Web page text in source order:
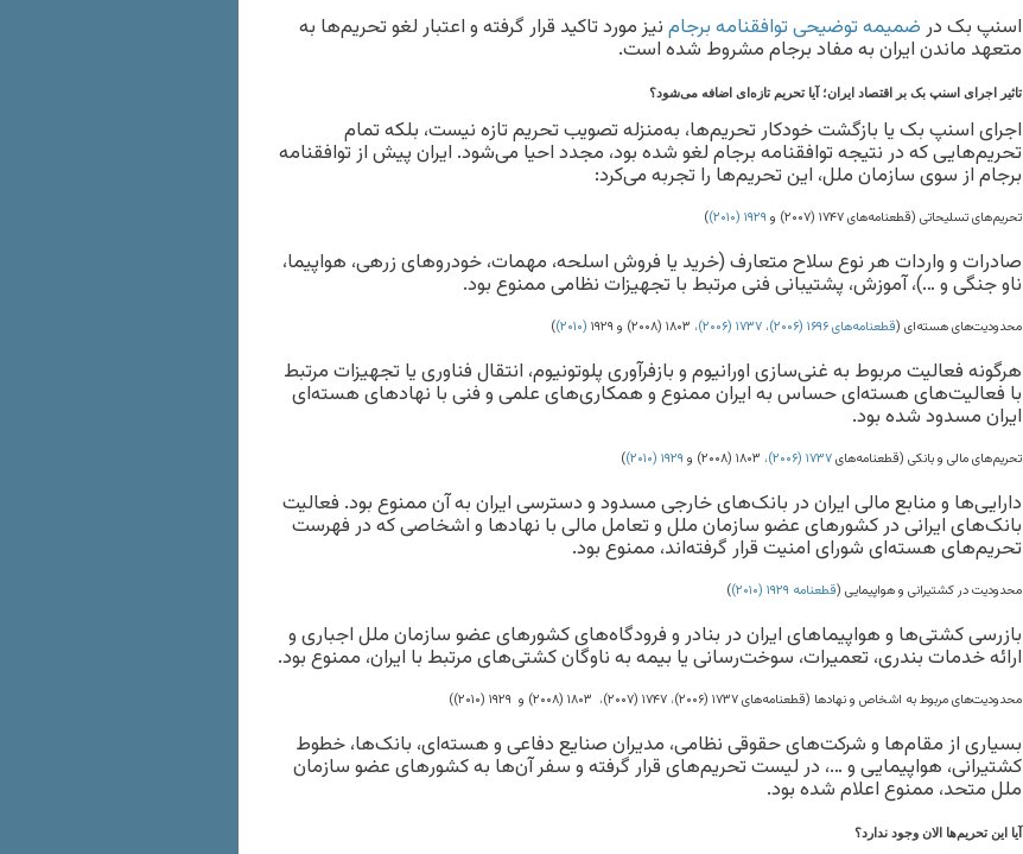
اسنپ بک در ضمیمه توضیحی توافقنامه برجامنیز مورد تاکید قرار گرفته و اعتبار لغو تحریم‌ها به
متعهد ماندن ایران به مفاد برجام مشروط شده است.
تاثیر اجرای اسنپ بک بر اقتصاد ایران؛ آیا تحریم تازه‌ای اضافه می‌شود؟
اجرای اسنپ بک یا بازگشت خودکار تحریم‌ها، به‌منزله تصویب تحریم تازه نیست، بلکه تمام
تحریم‌هایی که در نتیجه توافقنامه برجام لغو شده بود، مجدد احیا می‌شود. ایران پیش از توافقنامه
برجام از سوی سازمان ملل، این تحریم‌ها را تجربه می‌کرد:
تحریم‌های تسلیحاتی (قطعنامه‌های ۱۷۴۷ (۲۰۰۷) و ۱۹۲۹ (۲۰۱۰) )
صادرات و واردات هر نوع سلاح متعارف (خرید یا فروش اسلحه، مهمات، خودروهای زرهی، هواپیما،
ناو جنگی و …)، آموزش، پشتیبانی فنی مرتبط با تجهیزات نظامی ممنوع بود.
محدودیت‌های هسته‌ای (قطعنامه‌های ۱۶۹۶ (۲۰۰۶) ، ۱۷۳۷ (۲۰۰۶) ، ۱۸۰۳ (۲۰۰۸) و ۱۹۲۹ (۲۰۱۰) )
هرگونه فعالیت مربوط به غنی‌سازی اورانیوم و بازفرآوری پلوتونیوم، انتقال فناوری یا تجهیزات مرتبط
با فعالیت‌های هسته‌ای حساس به ایران ممنوع و همکاری‌های علمی و فنی با نهادهای هسته‌ای
ایران مسدود شده بود.
تحریم‌های مالی و بانکی (قطعنامه‌های۱۷۳۷ (۲۰۰۶) ، ۱۸۰۳ (۲۰۰۸) و ۱۹۲۹ (۲۰۱۰) )
دارایی‌ها و منابع مالی ایران در بانک‌های خارجی مسدود و دسترسی ایران به آن ممنوع بود. فعالیت
بانک‌های ایرانی در کشورهای عضو سازمان ملل و تعامل مالی با نهادها و اشخاصی که در فهرست
تحریم‌های هسته‌ای شورای امنیت قرار گرفته‌اند، ممنوع بود.
محدودیت در کشتیرانی و هواپیمایی (قطعنامه ۱۹۲۹ (۲۰۱۰) )
بازرسی کشتی‌ها و هواپیماهای ایران در بنادر و فرودگاه‌های کشورهای عضو سازمان ملل اجباری و
ارائه خدمات بندری، تعمیرات، سوخت‌رسانی یا بیمه به ناوگان کشتی‌های مرتبط با ایران، ممنوع بود.
محدودیت‌های مربوط به اشخاص و نهادها (قطعنامه‌های ۱۷۳۷ (۲۰۰۶)، ۱۷۴۷ (۲۰۰۷)، ۱۸۰۳ (۲۰۰۸) و ۱۹۲۹ (۲۰۱۰))
بسیاری از مقام‌ها و شرکت‌های حقوقینظامی، مدیران صنایع دفاعی و هسته‌ای، بانک‌ها، خطوط
کشتیرانی، هواپیمایی و …، در لیست تحریم‌های قرار گرفته و سفر آن‌ها به کشورهای عضو سازمان
ملل متحد، ممنوع اعلام شده بود.
آیا این تحریم‌ها الان وجود ندارد؟